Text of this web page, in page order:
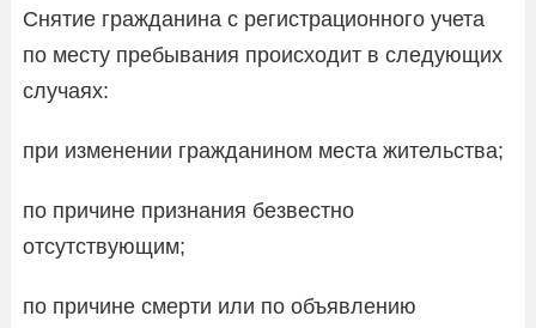
Снятие гражданина с регистрационного учета
по месту пребывания происходит в следующих
случаях:
при изменении гражданином места жительства;
по причине признания безвестно
отсутствующим;
по причине смерти или по объявлению